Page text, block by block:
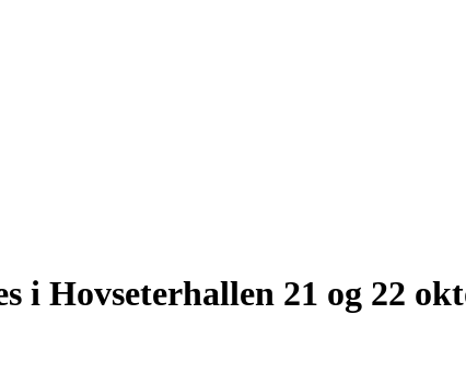
i Hovseterhallen 21 og 22